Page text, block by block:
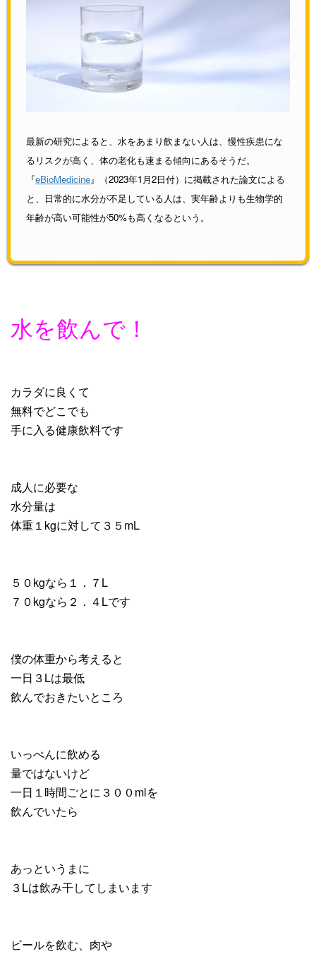
最新の研究によると、水をあまり飲まない人は、慢性疾患にな
るリスクが高く、体の老化も速まる傾向にあるそうだ。
『eBioMedicine』（2023年1月2日付）に掲載された論文による
と、日常的に水分が不足している人は、実年齢よりも生物学的
年齢が高い可能性が50%も高くなるという。
水を飲んで！
カラダに良くて
無料でどこでも
手に入る健康飲料です
成人に必要な
水分量は
体重１kgに対して３５mL
５０kgなら１．７L
７０kgなら２．４Lです
僕の体重から考えると
一日３Lは最低
飲んでおきたいところ
いっぺんに飲める
量ではないけど
一日１時間ごとに３００mlを
飲んでいたら
あっというまに
３Lは飲み干してしまいます
ビールを飲む、肉や